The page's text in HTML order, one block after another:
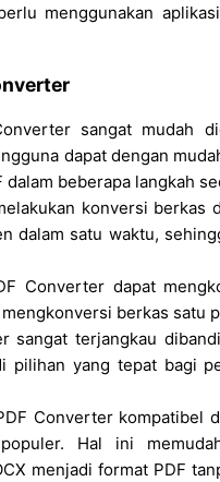
menggunakan
sangat mudah
dapat dengan
beberapa langkah
konversi berkas
dalam satu waktu,
Converter dapat
berkas satu
sangat terjangkau
pilihan yang tepat bagi
Converter kompatibel
Hal ini
menjadi format PDF